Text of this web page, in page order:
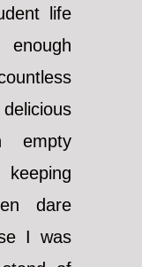
life
empty
dare
I was